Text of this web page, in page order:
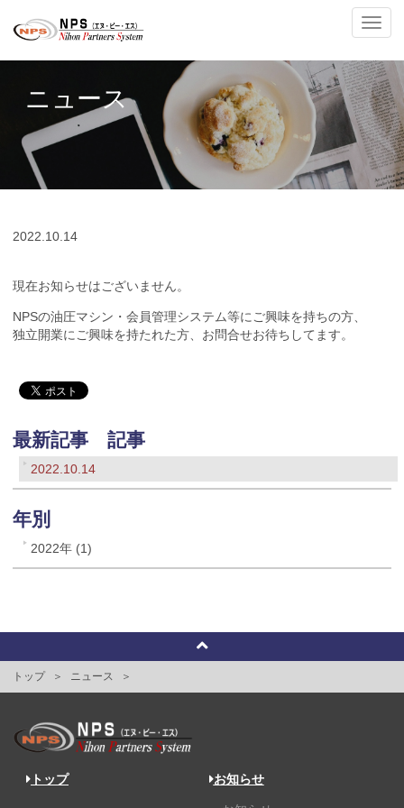
ナ
ビ
ゲ
ー
シ
ョ
ン
の
切
替
ニュース
2022. 10.14
現在お知らせはございません。
NPSの油圧マシン・会員管理システム等にご興味を持ちの方、
独立開業にご興味を持たれた方、お問合せお待ちしてます。
最新記事 記事
2022.10.14
年別
2022年 (1)
トップ ニュース
トップ お知らせ